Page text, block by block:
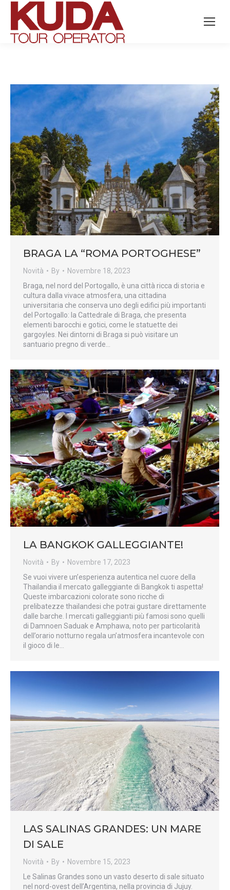
Search:
BRAGA LA “ROMA PORTOGHESE”
Novità By
Novembre 18, 2023
Braga, nel nord del Portogallo, è una città ricca di storia e
cultura dalla vivace atmosfera, una cittadina
universitaria che conserva uno degli edifici più importanti
del Portogallo: la Cattedrale di Braga, che presenta
elementi barocchi e gotici, come le statuette dei
gargoyles. Nei dintorni di Braga si può visitare un
santuario pregno di verde…
LA BANGKOK GALLEGGIANTE!
Novità By
Novembre 17, 2023
Se vuoi vivere un’esperienza autentica nel cuore della
Thailandia il mercato galleggiante di Bangkok ti aspetta!
Queste imbarcazioni colorate sono ricche di
prelibatezze thailandesi che potrai gustare direttamente
dalle barche. I mercati galleggianti più famosi sono quelli
di Damnoen Saduak e Amphawa, noto per particolarità
dell’orario notturno regala un’atmosfera incantevole con
il gioco di le…
LAS SALINAS GRANDES: UN MARE
DI SALE
Novità By
Novembre 15, 2023
Le Salinas Grandes sono un vasto deserto di sale situato
nel nord-ovest dell’Argentina, nella provincia di Jujuy.